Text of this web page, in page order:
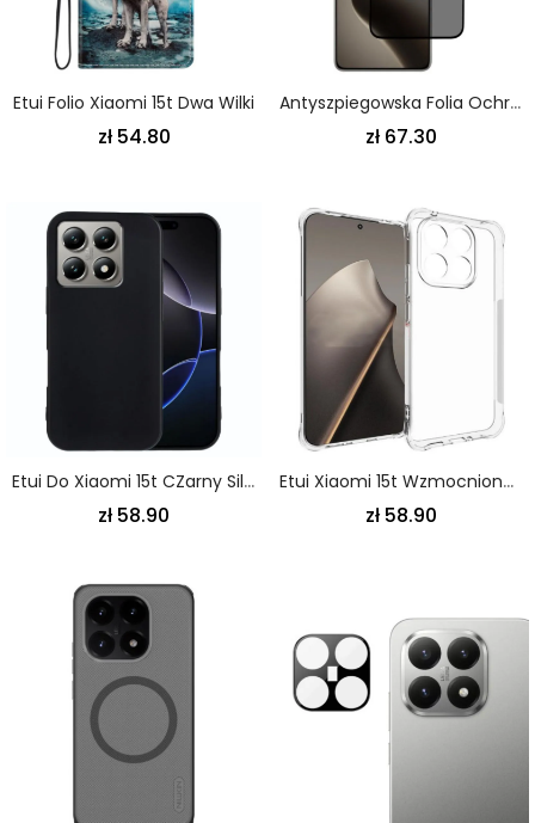
Etui Folio Xiaomi 15t Dwa Wilki
zł 54.80
Antyszpiegowska Folia Ochronna Na Ekran Ze Szkła Hartowanego Do Xiaomi 15t / 15t Pro
zł 67.30
Etui Do Xiaomi 15t CZarny Silikon
zł 58.90
Etui Xiaomi 15t Wzmocnione Przezroczyste
zł 58.90